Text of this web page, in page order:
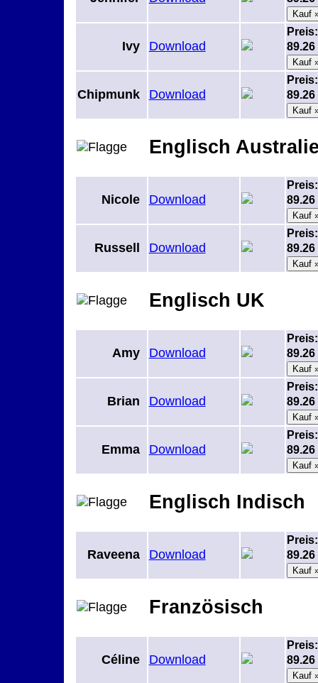
Ivy Download
Preis:
Chipmunk Download
Preis:
Englisch
Nicole Download
Preis:
Russell Download
Preis:
Englisch UK
Amy Download
Preis:
Brian Download
Preis:
Emma Download
Preis:
Englisch Indisch
Raveena Download
Preis:
Französisch
Céline Download
Preis: